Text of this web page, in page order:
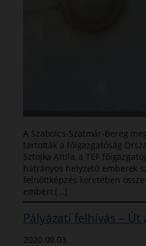
A Szabolcs-Szatmár-Bereg
tartották a főigazgatóság
Sztojka Attila, a TEF
hátrányos helyzetű emberek
felnőttképzés keretében
embert […]
Pályázati felhívás – Út
2020.09.03.